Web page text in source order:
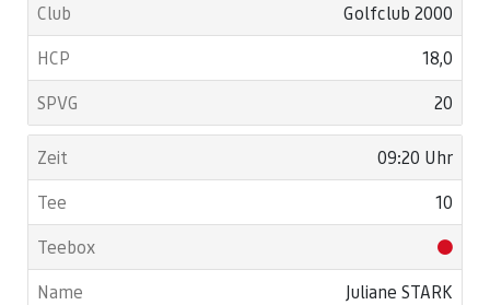
Golfclub 2000
18,0
20
09:20 Uhr
10
Juliane STARK